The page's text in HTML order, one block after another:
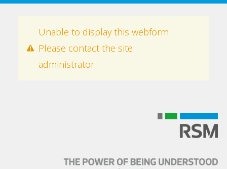
Warning message
Unable to display this webform.
Please contact the site
administrator.